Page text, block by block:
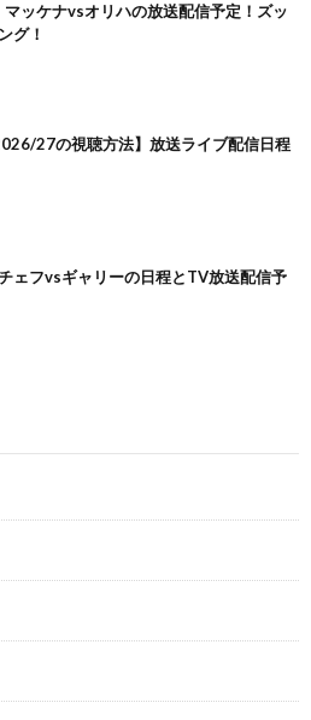
マッケナvsオリハの放送配信予定！ズッ
グ！
27の視聴方法】放送ライブ配信日程
チェフvsギャリーの日程とTV放送配信予